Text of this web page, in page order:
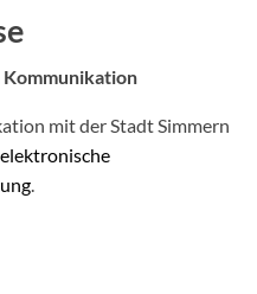
mit der Stadt Simmern
.